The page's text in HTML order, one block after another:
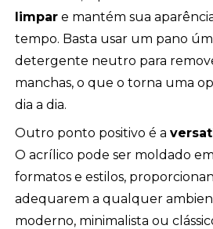
limpar e mantém sua
tempo. Basta usar um pano
detergente neutro para
manchas, o que o torna uma
dia a dia.
Outro ponto positivo é a
O acrílico pode ser moldado
formatos e estilos,
adequarem a qualquer
moderno, minimalista ou